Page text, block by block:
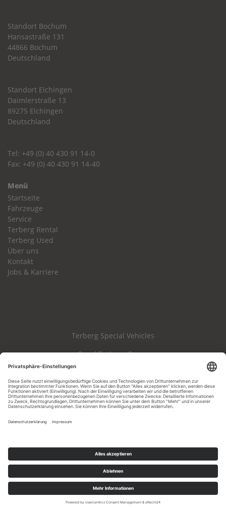
Standort Bochum
Hansastraße 131
44866 Bochum
Deutschland
Standort Elchingen
Daimlerstraße 13
89275 Elchingen
Deutschland
Tel: +49 (0) 40 430 91 14-0
Fax: +49 (0) 40 430 91 14-40
Menü
Startseite
Fahrzeuge
Service
Terberg Rental
Terberg Used
Über uns
Kontakt
Jobs & Karriere
Terberg Special Vehicles
Royal Terberg Group
Impressum
Datenschutz
Whistleblowing
Copyright 2026 Terberg Spezialfahrzeuge GmbH